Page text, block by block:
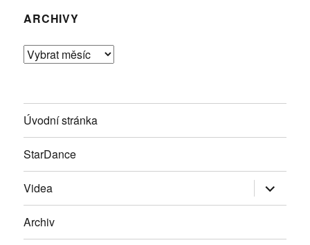
ARCHIVY
Archivy
Úvodní stránka
StarDance
Videa Zobrazit
položky
Archiv